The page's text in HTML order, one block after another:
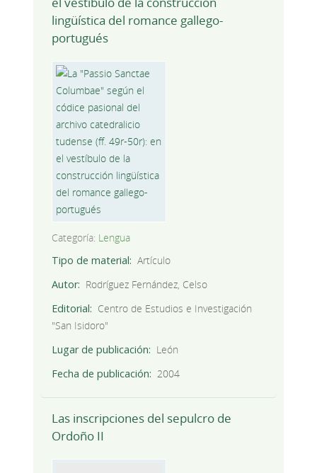
lingüística del romance gallego-
portugués
Categoría: Lengua
Tipo de material
Artículo
Autor
Rodríguez Fernández, Celso
Editorial
Centro de Estudios e Investigación
"San Isidoro"
Lugar de publicación
León
Fecha de publicación
2004
Las inscripciones del sepulcro de
Ordoño II